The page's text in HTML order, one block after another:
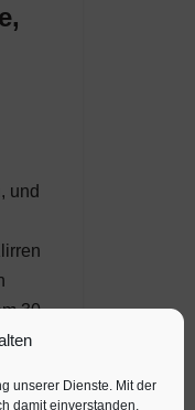
unserer Dienste. Mit der
damit einverstanden,
und
30.